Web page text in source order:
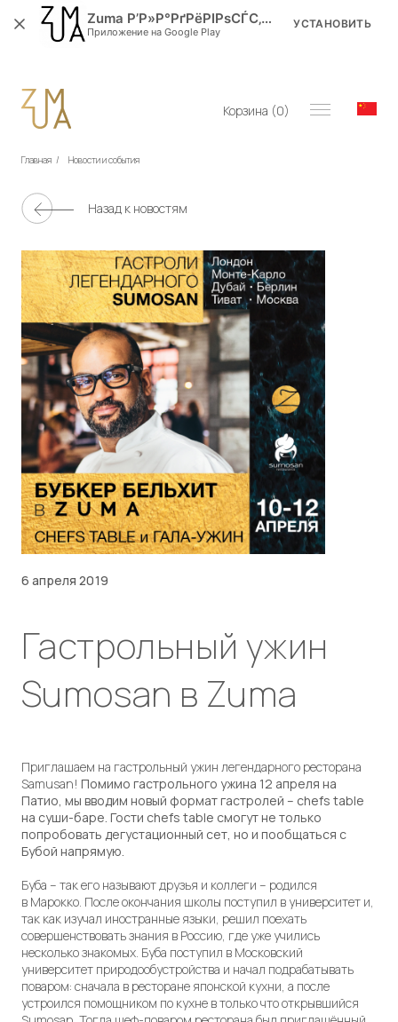
Корзина (0)
Главная / Новости и события
Назад к новостям
6 апреля 2019
Гастрольный ужин
Sumosan в Zuma
Приглашаем на гастрольный ужин легендарного ресторана
Samusan! Помимо гастрольного ужина 12 апреля на
Патио, мы вводим новый формат гастролей – chefs table
на суши-баре. Гости chefs table смогут не только
попробовать дегустационный сет, но и пообщаться с
Бубой напрямую.
Буба – так его называют друзья и коллеги – родился
в Марокко. После окончания школы поступил в университет и,
так как изучал иностранные языки, решил поехать
совершенствовать знания в Россию, где уже учились
несколько знакомых. Буба поступил в Московский
университет природообустройства и начал подрабатывать
поваром: сначала в ресторане японской кухни, а после
устроился помощником по кухне в только что открывшийся
Zuma Р’Р»Р°РґРёРІРѕСЃС‚РѕРє
Приложение на Google Play
УСТАНОВИТЬ